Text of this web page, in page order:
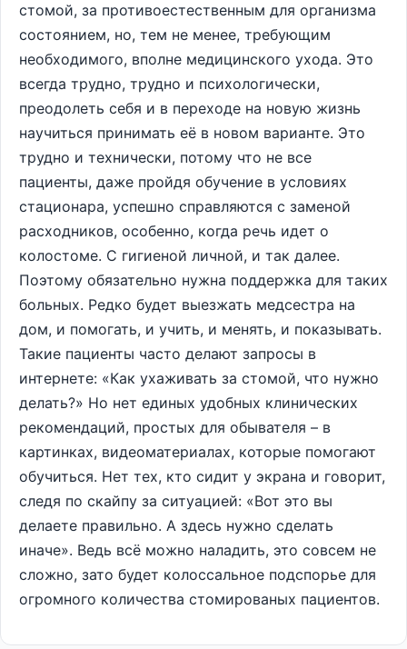
стомой, за противоестественным для организма
состоянием, но, тем не менее, требующим
необходимого, вполне медицинского ухода. Это
всегда трудно, трудно и психологически,
преодолеть себя и в переходе на новую жизнь
научиться принимать её в новом варианте. Это
трудно и технически, потому что не все
пациенты, даже пройдя обучение в условиях
стационара, успешно справляются с заменой
расходников, особенно, когда речь идет о
колостоме. С гигиеной личной, и так далее.
Поэтому обязательно нужна поддержка для таких
больных. Редко будет выезжать медсестра на
дом, и помогать, и учить, и менять, и показывать.
Такие пациенты часто делают запросы в
интернете: «Как ухаживать за стомой, что нужно
делать?» Но нет единых удобных клинических
рекомендаций, простых для обывателя – в
картинках, видеоматериалах, которые помогают
обучиться. Нет тех, кто сидит у экрана и говорит,
следя по скайпу за ситуацией: «Вот это вы
делаете правильно. А здесь нужно сделать
иначе». Ведь всё можно наладить, это совсем не
сложно, зато будет колоссальное подспорье для
огромного количества стомированых пациентов.